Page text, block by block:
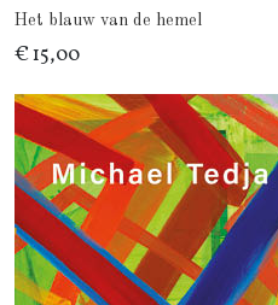
Het blauw van de hemel
€ 15,00